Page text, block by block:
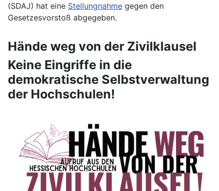
(SDAJ) hat eine Stellungnahme gegen den
Gesetzesvorstoß abgegeben.
Hände weg von der Zivilklausel
Keine Eingriffe in die
demokratische Selbstverwaltung
der Hochschulen!